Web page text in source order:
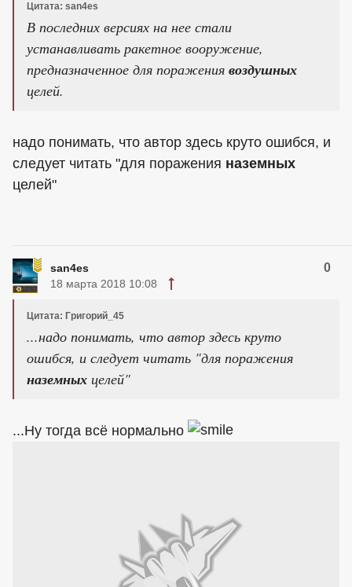
Цитата: san4es
В последних версиях на нее стали
устанавливать ракетное вооружение,
предназначенное для поражения воздушных
целей.
надо понимать, что автор здесь круто ошибся, и
следует читать "для поражения наземных
целей"
san4es 0
18 марта 2018 10:08
Цитата: Григорий_45
...надо понимать, что автор здесь круто
ошибся, и следует читать "для поражения
наземных целей"
...Ну тогда всё нормально